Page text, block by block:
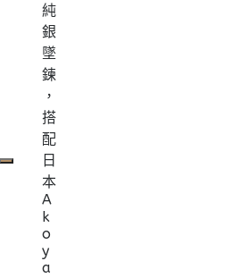
純
銀
墜
鍊
，
搭
配
日
本
A
k
o
y
a